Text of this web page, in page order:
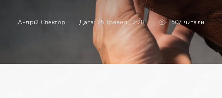
Андрій Спектор Дата: 25 Травня , 2:28 507 читали